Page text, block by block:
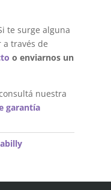
te surge alguna
través de
o enviarnos un
nuestra
garantía